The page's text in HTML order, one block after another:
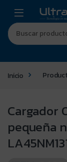
Inicio
Cargador
pequeña